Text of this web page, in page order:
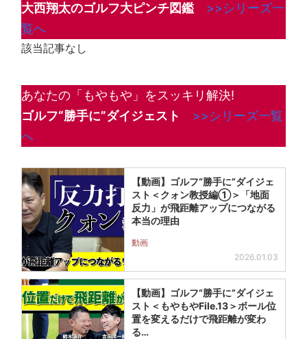
大西翔太のゴルフ大ピンチ図鑑
>>シリーズ一
覧へ
該当記事なし
あなたの「もやもや」をスッキリ解決!
ゴルフ“勝手に”ダイジェスト
>>シリーズ一覧
へ
【動画】ゴルフ“勝手に”ダイジェ
スト＜クォン教授編①＞「地面
反力」が飛距離アップにつながる
本当の理由
動画
2026.01.03
【動画】ゴルフ“勝手に”ダイジェ
スト＜もやもやFile.13＞ボール位
置を変えるだけで飛距離が変わ
る…